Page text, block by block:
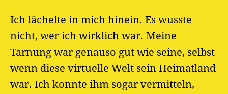
Ich lächelte in mich hinein. Es wusste
nicht, wer ich wirklich war. Meine
Tarnung war genauso gut wie seine, selbst
wenn diese virtuelle Welt sein Heimatland
war. Ich konnte ihm sogar vermitteln,